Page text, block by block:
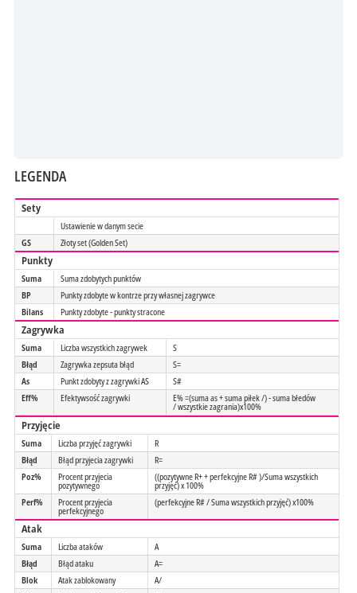
LEGENDA
Sety
Ustawienie w danym secie
GS
Złoty set (Golden Set)
Punkty
Suma
Suma zdobytych punktów
BP
Punkty zdobyte w kontrze przy własnej zagrywce
Bilans
Punkty zdobyte - punkty stracone
Zagrywka
Suma Liczba wszystkich zagrywek
S
Błąd
Zagrywka zepsuta błąd
S=
As
Punkt zdobyty z zagrywki AS
S#
Eff%
Efektywsość zagrywki E% =(suma as + suma piłek /) - suma błedów
/ wszystkie zagrania)x100%
Przyjęcie
Suma Liczba przyjęć zagrywki
R
Błąd
Błąd przyjecia zagrywki
R=
Poz%
Procent przyjecia
pozytywnego
((pozytywne R+ + perfekcyjne R# )/Suma wszystkich
przyjęć) x 100%
Perf%
Procent przyjecia
perfekcyjnego
(perfekcyjne R# / Suma wszystkich przyjęć) x100%
Atak
Suma Liczba ataków
A
Błąd
Błąd ataku
A=
Blok
Atak zablokowany
A/